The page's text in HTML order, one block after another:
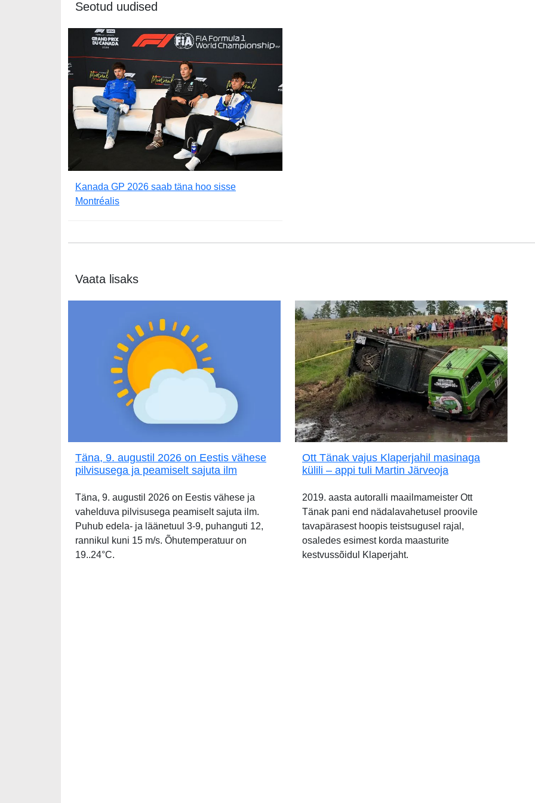
Seotud uudised
Kanada GP 2026 saab täna hoo sisse
Montréalis
Vaata lisaks
Täna, 9. augustil 2026 on Eestis vähese
pilvisusega ja peamiselt sajuta ilm
Täna, 9. augustil 2026 on Eestis vähese ja
vahelduva pilvisusega peamiselt sajuta ilm.
Puhub edela- ja läänetuul 3-9, puhanguti 12,
rannikul kuni 15 m/s. Õhutemperatuur on
19..24°C.
Ott Tänak vajus Klaperjahil masinaga
külili – appi tuli Martin Järveoja
2019. aasta autoralli maailmameister Ott
Tänak pani end nädalavahetusel proovile
tavapärasest hoopis teistsugusel rajal,
osaledes esimest korda maasturite
kestvussõidul Klaperjaht.